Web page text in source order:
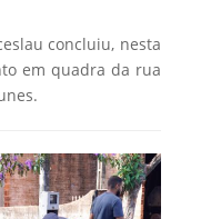
concluiu, nesta
em quadra da rua